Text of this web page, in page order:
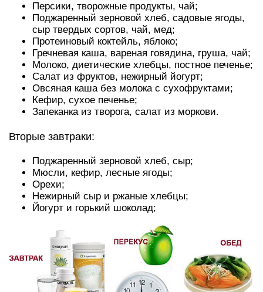
Персики, творожные продукты, чай;
Поджаренный зерновой хлеб, садовые ягоды,
сыр твердых сортов, чай, мед;
Протеиновый коктейль, яблоко;
Гречневая каша, вареная говядина, груша, чай;
Молоко, диетические хлебцы, постное печенье;
Салат из фруктов, нежирный йогурт;
Овсяная каша без молока с сухофруктами;
Кефир, сухое печенье;
Запеканка из творога, салат из моркови.
Вторые завтраки:
Поджаренный зерновой хлеб, сыр;
Мюсли, кефир, лесные ягоды;
Орехи;
Нежирный сыр и ржаные хлебцы;
Йогурт и горький шоколад;